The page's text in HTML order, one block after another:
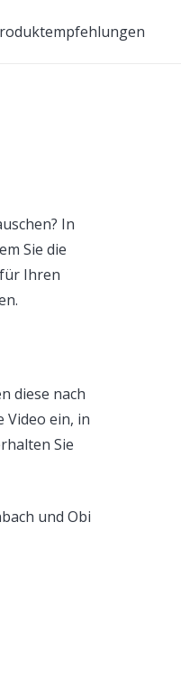
In
Sie die
Ihren
diese nach
Video ein, in
Sie
und Obi